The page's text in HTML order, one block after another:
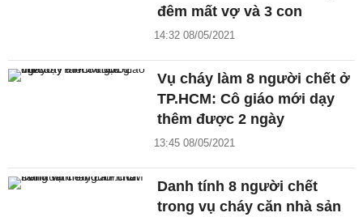
đêm mất vợ và 3 con
14:32 08/05/2021
Vụ cháy làm 8 người chết ở
TP.HCM: Cô giáo mới dạy
thêm được 2 ngày
13:45 08/05/2021
Danh tính 8 người chết
trong vụ cháy căn nhà sản